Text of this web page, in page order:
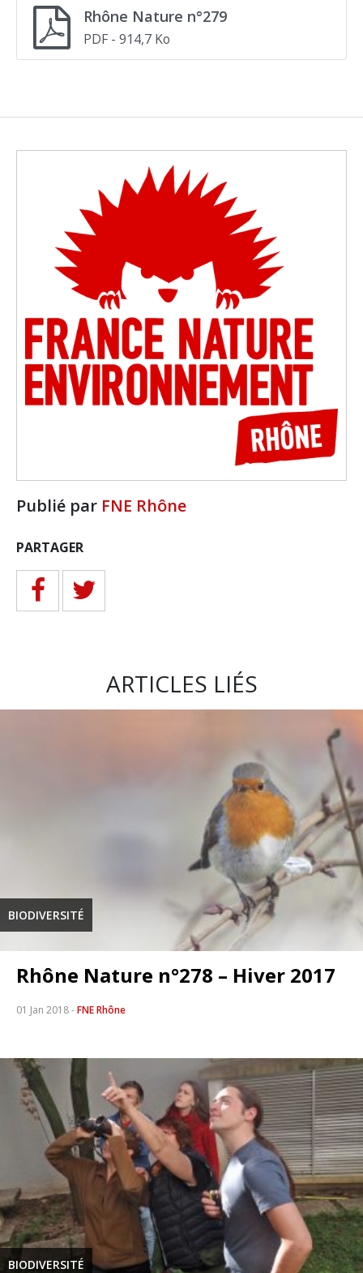
Rhône Nature n°279
PDF - 914,7 Ko
Publié par FNE Rhône
PARTAGER
ARTICLES LIÉS
BIODIVERSITÉ
Rhône Nature n°278 – Hiver 2017
01 Jan 2018-FNE Rhône
BIODIVERSITÉ